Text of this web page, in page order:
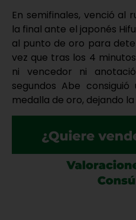
En semifinales, venció al
la final ante el japonés
al punto de oro para
vez que tras los 4
ni vencedor ni
segundos Abe
medalla de oro, dejando